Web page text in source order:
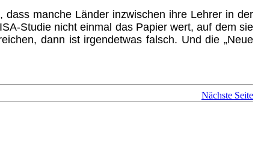
dass manche Länder inzwischen ihre Lehrer in der
Studie nicht einmal das Papier wert, auf dem sie
dann ist irgendetwas falsch. Und die „Neue
Nächste Seite